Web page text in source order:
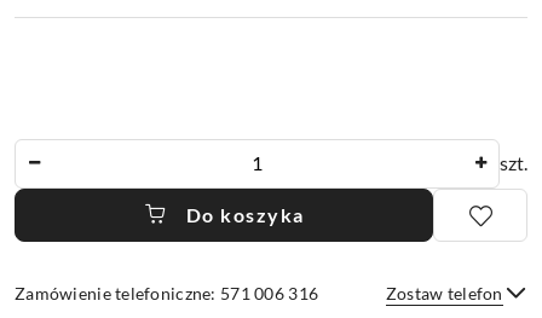
szt.
Do koszyka
Zamówienie telefoniczne: 571 006 316 Zostaw telefon